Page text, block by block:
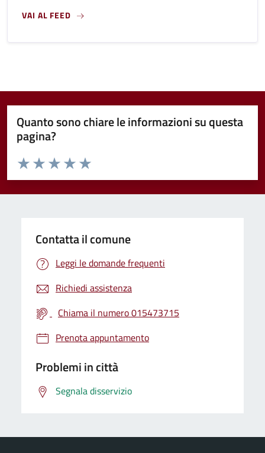
VAI AL FEED
Quanto sono chiare le informazioni su questa
pagina?
Valuta da 1 a 5 stelle la pagina
Valuta 5 stelle su 5
Valuta 4 stelle su 5
Valuta 3 stelle su 5
Valuta 2 stelle su 5
Valuta 1 stelle su 5
Contatta il comune
Leggi le domande frequenti
Richiedi assistenza
Chiama il numero 015473715
Prenota appuntamento
Problemi in città
Segnala disservizio